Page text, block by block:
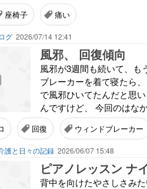
座椅子 痛い
グ 2026/07/14 12:41
風邪、 回復傾向
風邪が3週間も続いて、も
ブレーカーを着て寝たら
で風邪ひいてたんだと思
んですけど、 今回のはな
回復 ウィンドブレーカー
護と日々の記録 2026/06/07 15:48
ピアノレッスン ナ
背中を向けたやさしさみ